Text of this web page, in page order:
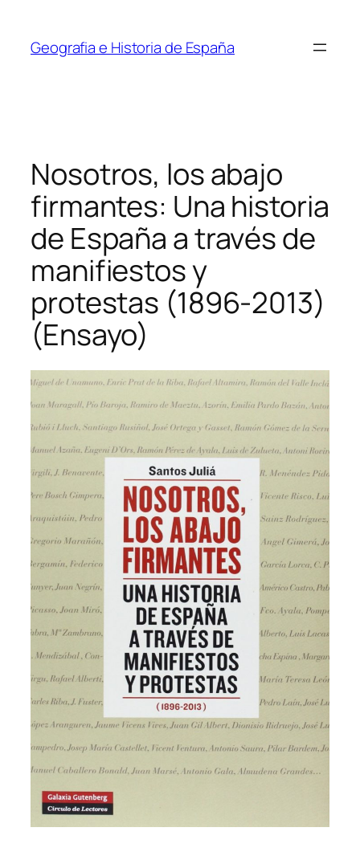
contenido
Geografia e Historia de España
Nosotros, los abajo
firmantes: Una historia
de España a través de
manifiestos y
protestas (1896-2013)
(Ensayo)